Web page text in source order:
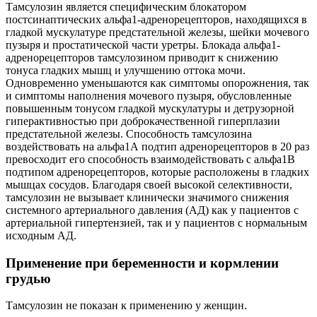
Тамсулозин является специфическим блокатором
постсинаптических альфа1-адренорецепторов, находящихся в
гладкой мускулатуре предстательной железы, шейки мочевого
пузыря и простатической части уретры. Блокада альфа1-
адренорецепторов тамсулозином приводит к снижению
тонуса гладких мышц и улучшению оттока мочи.
Одновременно уменьшаются как симптомы опорожнения, так
и симптомы наполнения мочевого пузыря, обусловленные
повышенным тонусом гладкой мускулатуры и детрузорной
гиперактивностью при доброкачественной гиперплазии
предстательной железы. Способность тамсулозина
воздействовать на альфа1А подтип адренорецепторов в 20 раз
превосходит его способность взаимодействовать с альфа1В
подтипом адренорецепторов, которые расположены в гладких
мышцах сосудов. Благодаря своей высокой селективности,
тамсулозин не вызывает клинически значимого снижения
системного артериального давления (АД) как у пациентов с
артериальной гипертензией, так и у пациентов с нормальным
исходным АД.
Применение при беременности и кормлении
грудью
Тамсулозин не показан к применению у женщин.